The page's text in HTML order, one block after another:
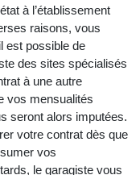
à l’établissement
raisons, vous
est possible de
des sites spécialisés
à une autre
vos mensualités
seront alors imputées.
votre contrat dès que
vos
le garagiste vous